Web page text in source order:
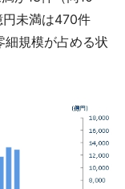
円未満は470件
細規模が占める状